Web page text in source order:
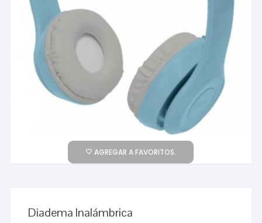
AGREGAR A FAVORITOS.
Diadema Inalámbrica